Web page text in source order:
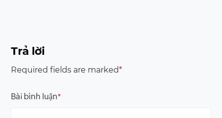
Trả lời
Required fields are marked*
Bài bình luận*